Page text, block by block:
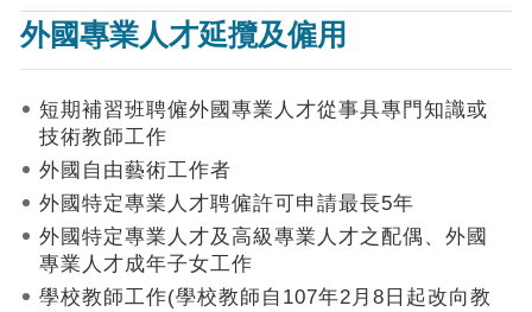
公
告
及
釋
查
作
外國專業人才延攬及僱用
短期補習班聘僱外國專業人才從事具專門知識或
技術教師工作
外國自由藝術工作者
外國特定專業人才聘僱許可申請最長5年
外國特定專業人才及高級專業人才之配偶、外國
專業人才成年子女工作
學校教師工作(學校教師自107年2月8日起改向教